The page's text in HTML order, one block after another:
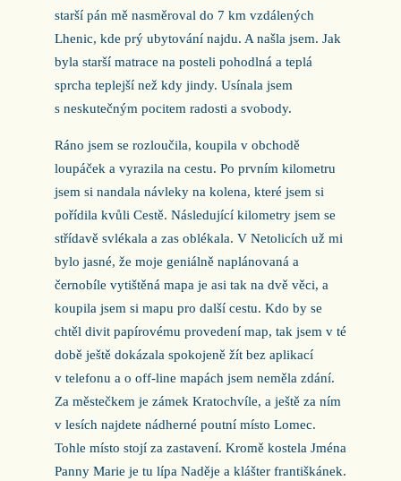
starší pán mě nasměroval do 7 km vzdálených
Lhenic, kde prý ubytování najdu. A našla jsem. Jak
byla starší matrace na posteli pohodlná a teplá
sprcha teplejší než kdy jindy. Usínala jsem
s neskutečným pocitem radosti a svobody.
Ráno jsem se rozloučila, koupila v obchodě
loupáček a vyrazila na cestu. Po prvním kilometru
jsem si nandala návleky na kolena, které jsem si
pořídila kvůli Cestě. Následující kilometry jsem se
střídavě svlékala a zas oblékala. V Netolicích už mi
bylo jasné, že moje geniálně naplánovaná a
černobíle vytištěná mapa je asi tak na dvě věci, a
koupila jsem si mapu pro další cestu. Kdo by se
chtěl divit papírovému provedení map, tak jsem v té
době ještě dokázala spokojeně žít bez aplikací
v telefonu a o off-line mapách jsem neměla zdání.
Za městečkem je zámek Kratochvíle, a ještě za ním
v lesích najdete nádherné poutní místo Lomec.
Tohle místo stojí za zastavení. Kromě kostela Jména
Panny Marie je tu lípa Naděje a klášter františkánek.